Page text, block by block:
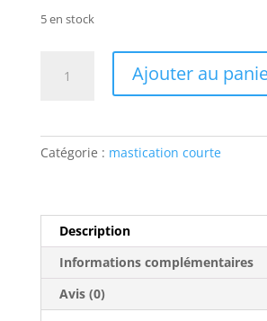
5 en stock
Ajouter au
Catégorie : mastication courte
Description
Informations complémentaires
Avis (0)